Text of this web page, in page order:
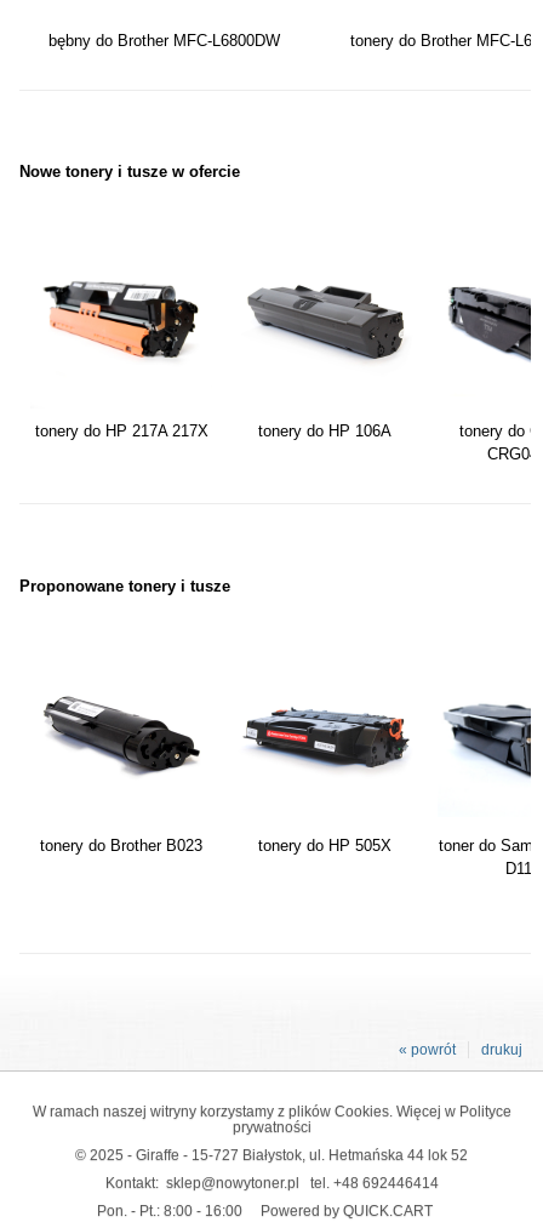
bębny do Brother MFC-L6800DW tonery do Brother MFC-
Nowe tonery i tusze w ofercie
tonery do HP 217A 217X tonery do HP 106A
tonery do
Proponowane tonery i tusze
tonery do Brother B023 tonery do HP 505X
toner do
D111
drukuj
« powrót
W ramach naszej witryny korzystamy z plików Cookies. Więcej w Polityce
prywatności
© 2025 - Giraffe - 15-727 Białystok, ul. Hetmańska 44 lok 52
Kontakt: sklep@nowytoner.pl tel. +48 692446414
Pon. - Pt.: 8:00 - 16:00
Powered by QUICK.CART